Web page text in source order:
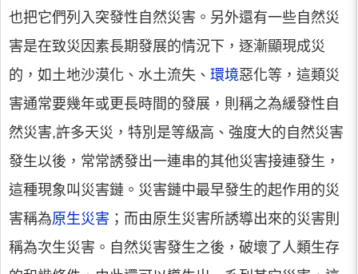
也把它們列入突發性自然災害。另外還有一些自然災
害是在致災因素長期發展的情況下，逐漸顯現成災
的，如土地沙漠化、水土流失、 環境惡化等，這類災
害通常要幾年或更長時間的發展，則稱之為緩發性自
然災害,許多天災，特別是等級高、強度大的自然災害
發生以後，常常誘發出一連串的其他災害接連發生，
這種現象叫災害鏈。災害鏈中最早發生的起作用的災
害稱為原生災害 ；而由原生災害所誘導出來的災害則
稱為次生災害。自然災害發生之後，破壞了人類生存